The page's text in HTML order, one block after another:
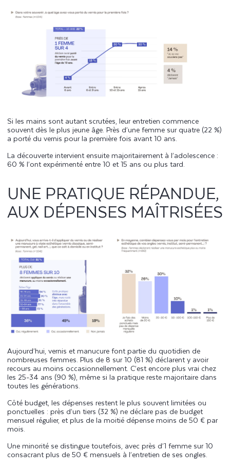
Si les mains sont autant scrutées, leur entretien commence
souvent dès le plus jeune âge. Près d’une femme sur quatre (22 %)
a porté du vernis pour la première fois avant 10 ans.
La découverte intervient ensuite majoritairement à l’adolescence :
60 % l’ont expérimenté entre 10 et 15 ans ou plus tard.
UNE PRATIQUE RÉPANDUE,
AUX DÉPENSES MAÎTRISÉES
Aujourd’hui, vernis et manucure font partie du quotidien de
nombreuses femmes. Plus de 8 sur 10 (81 %) déclarent y avoir
recours au moins occasionnellement. C’est encore plus vrai chez
les 25-34 ans (90 %), même si la pratique reste majoritaire dans
toutes les générations.
Côté budget, les dépenses restent le plus souvent limitées ou
ponctuelles : près d’un tiers (32 %) ne déclare pas de budget
mensuel régulier, et plus de la moitié dépense moins de 50 € par
mois.
Une minorité se distingue toutefois, avec près d’1 femme sur 10
consacrant plus de 50 € mensuels à l’entretien de ses ongles.